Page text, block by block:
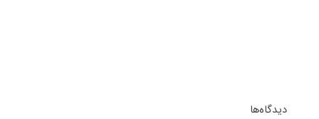
دیدگاه‌ها